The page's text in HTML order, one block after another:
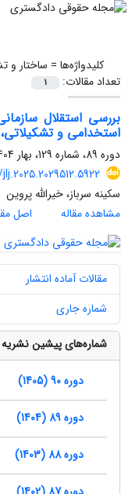
کلیدواژه‌ها = ساختار و
تعداد مقالات:
1
بررسی استقلال
استخدامی و تشکیلاتی،
دوره 89، شماره 129، بهار 1404، صفحه
jlj.2025.2029512.5922
سکینه سرباز، خیرالله پروین
مشاهده مقاله
اصل
مقالات آماده انتشار
شماره جاری
شماره‌های پیشین نشریه
دوره 90 (1405)
دوره 89 (1404)
دوره 88 (1403)